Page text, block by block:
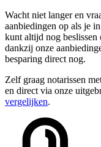
Wacht niet langer en
aanbiedingen op als je
kunt altijd nog beslissen
dankzij onze
besparing direct nog.
Zelf graag notarissen
en direct via onze
vergelijken.